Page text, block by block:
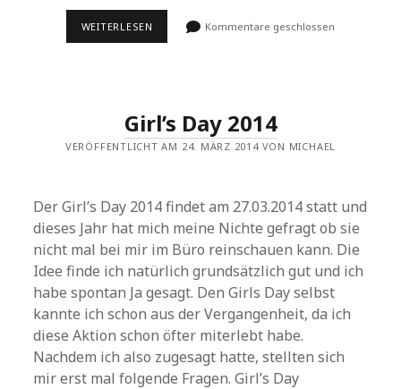
WEITERLESEN Kommentare geschlossen
Girl’s Day 2014
VERÖFFENTLICHT AM 24. MÄRZ 2014 VON MICHAEL
Der Girl’s Day 2014 findet am 27.03.2014 statt und
dieses Jahr hat mich meine Nichte gefragt ob sie
nicht mal bei mir im Büro reinschauen kann. Die
Idee finde ich natürlich grundsätzlich gut und ich
habe spontan Ja gesagt. Den Girls Day selbst
kannte ich schon aus der Vergangenheit, da ich
diese Aktion schon öfter miterlebt habe.
Nachdem ich also zugesagt hatte, stellten sich
mir erst mal folgende Fragen. Girl’s Day